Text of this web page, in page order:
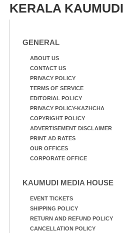
KERALA KAUMUDI
GENERAL
ABOUT US
CONTACT US
PRIVACY POLICY
TERMS OF SERVICE
EDITORIAL POLICY
PRIVACY POLICY-KAZHCHA
COPYRIGHT POLICY
ADVERTISEMENT DISCLAIMER
PRINT AD RATES
OUR OFFICES
CORPORATE OFFICE
KAUMUDI MEDIA HOUSE
EVENT TICKETS
SHIPPING POLICY
RETURN AND REFUND POLICY
CANCELLATION POLICY